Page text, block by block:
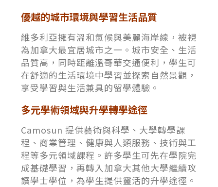
優越的城市環境與學習生活品質
維多利亞擁有溫和氣候與美麗海岸線，被視
為加拿大最宜居城市之一。城市安全、生活
品質高，同時距離溫哥華交通便利，學生可
在舒適的生活環境中學習並探索自然景觀，
享受學習與生活兼具的留學體驗。
多元學術領域與升學轉學途徑
Camosun 提供藝術與科學、大學轉學課
程、商業管理、健康與人類服務、技術與工
程等多元領域課程。許多學生可先在學院完
成基礎學習，再轉入加拿大其他大學繼續攻
讀學士學位，為學生提供靈活的升學途徑。